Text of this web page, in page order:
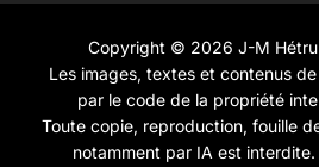
Copyright © 2026 J-M
Les images, textes et contenus
par le code de la propriété
Toute copie, reproduction, fouille
notamment par IA est interdite.